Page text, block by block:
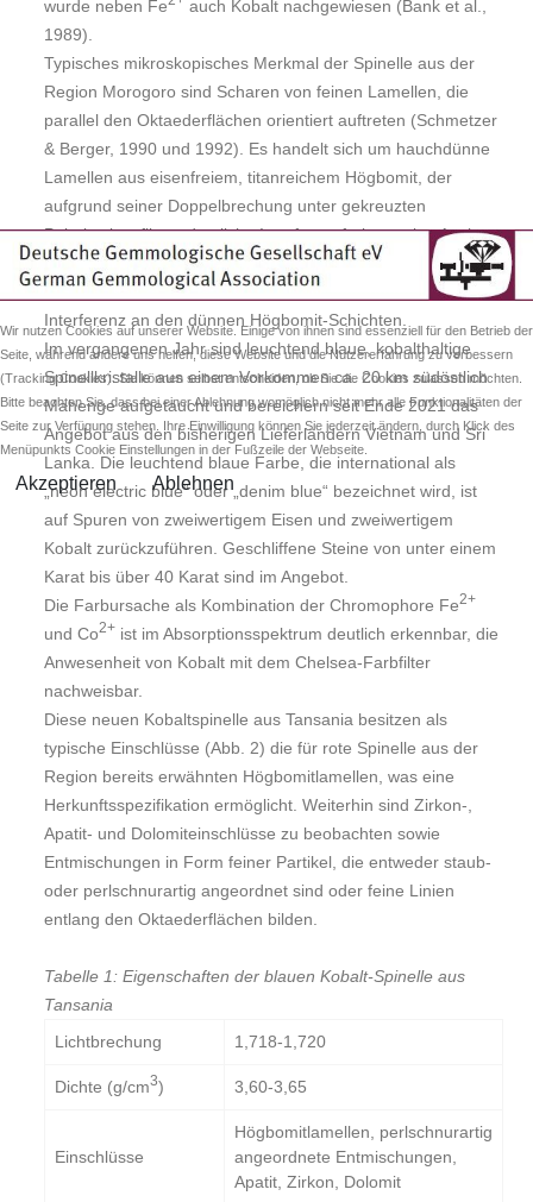
wurde neben Fe
auch Kobalt nachgewiesen (Bank et al.,
1989).
Typisches mikroskopisches Merkmal der Spinelle aus der
Region Morogoro sind Scharen von feinen Lamellen, die
parallel den Oktaederflächen orientiert auftreten (Schmetzer
& Berger, 1990 und 1992). Es handelt sich um hauchdünne
Lamellen aus eisenfreiem, titanreichem Högbomit, der
aufgrund seiner Doppelbrechung unter gekreuzten
Polarisationsfiltern deutliche Interferenzfarben zeigt. Auch
bei starker seitlicher Beleuchtung oder im Auflicht sind
ebenfalls Interferenzfarben zu beobachten aufgrund von
Interferenz an den dünnen Högbomit-Schichten.
Im vergangenen Jahr sind leuchtend blaue, kobalthaltige
Spinellkristalle aus einem Vorkommen ca. 20 km südöstlich
Mahenge aufgetaucht und bereichern seit Ende 2021 das
Angebot aus den bisherigen Lieferländern Vietnam und Sri
Lanka. Die leuchtend blaue Farbe, die international als
„neon electric blue“ oder „denim blue“ bezeichnet wird, ist
auf Spuren von zweiwertigem Eisen und zweiwertigem
Kobalt zurückzuführen. Geschliffene Steine von unter einem
Karat bis über 40 Karat sind im Angebot.
Die Farbursache als Kombination der Chromophore Fe2+
und Co2+ ist im Absorptionsspektrum deutlich erkennbar, die
Anwesenheit von Kobalt mit dem Chelsea-Farbfilter
nachweisbar.
Diese neuen Kobaltspinelle aus Tansania besitzen als
typische Einschlüsse (Abb. 2) die für rote Spinelle aus der
Region bereits erwähnten Högbomitlamellen, was eine
Herkunftsspezifikation ermöglicht. Weiterhin sind Zirkon-,
Apatit- und Dolomiteinschlüsse zu beobachten sowie
Entmischungen in Form feiner Partikel, die entweder staub-
oder perlschnurartig angeordnet sind oder feine Linien
entlang den Oktaederflächen bilden.
Tabelle 1: Eigenschaften der blauen Kobalt-Spinelle aus
Tansania
Lichtbrechung
1,718-1,720
­Dichte (g/cm3) 3,60-3,65
Einschlüsse
Högbomitlamellen, perlschnurartig
angeordnete Entmischungen,
Apatit, Zirkon, Dolomit
Wir nutzen Cookies auf unserer Website. Einige von ihnen sind essenziell für den Betrieb der
Seite, während andere uns helfen, diese Website und die Nutzererfahrung zu verbessern
(Tracking Cookies). Sie können selbst entscheiden, ob Sie die Cookies zulassen möchten.
Bitte beachten Sie, dass bei einer Ablehnung womöglich nicht mehr alle Funktionalitäten der
Seite zur Verfügung stehen. Ihre Einwilligung können Sie jederzeit ändern, durch Klick des
Menüpunkts Cookie Einstellungen in der Fußzeile der Webseite.
Akzeptieren Ablehnen